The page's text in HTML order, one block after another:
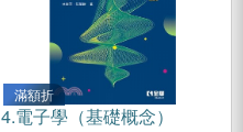
滿額折
4.電子學（基礎概念）